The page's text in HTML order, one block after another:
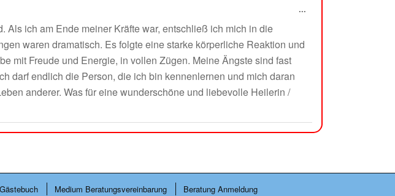
ich am Ende meiner Kräfte war, entschließ ich mich in die
waren dramatisch. Es folgte eine starke körperliche Reaktion und
mit Freude und Energie, in vollen Zügen. Meine Ängste sind fast
darf endlich die Person, die ich bin kennenlernen und mich daran
anderer. Was für eine wunderschöne und liebevolle Heilerin /
...
Medium Beratungsvereinbarung Beratung Anmeldung